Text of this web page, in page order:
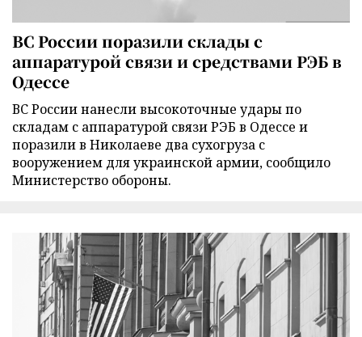
ВС России поразили склады с
аппаратурой связи и средствами РЭБ в
Одессе
ВС России нанесли высокоточные удары по
складам с аппаратурой связи РЭБ в Одессе и
поразили в Николаеве два сухогруза с
вооружением для украинской армии, сообщило
Министерство обороны.